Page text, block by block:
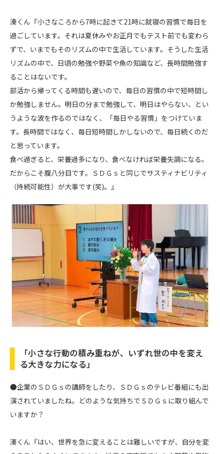
湊くん『小さなころから7時に起きて21時に就寝の習慣で毎日を
過ごしています。それは夏休みやお正月でもテスト前でも変わら
ずで、いまでもそのリズムの中で生活しています。そうした生活
リズムの中で、日頃の勉強や野菜や魚の知識など、長時間勉強す
ることはないです。
部活から帰ってくる時間も遅いので、毎日の習慣の中で短時間し
か勉強しません。明日の分まで勉強して、明日はやらない、とい
うような波を作るのではなく、「毎日やる習慣」をつけていま
す。長時間ではなく、毎日短時間しかしないので、毎日続くのだ
と思っています。
食べ過ぎると、栄養過多になり、食べなければ栄養失調になる。
だからこそ腹八分目です。ＳＤＧｓと同じでサスティナビリティ
（持続可能性）が大事です(笑)。』
「小さな行動の積み重ねが、いずれ世の中を変え
る大きな力になる」
●企業のＳＤＧｓの講師をしたり、ＳＤＧｓのテレビ番組にも出
演されていましたね。どのような気持ちでＳＤＧｓに取り組んで
いますか？
湊くん『はい、世界を急に変えることは難しいですが、自分を変